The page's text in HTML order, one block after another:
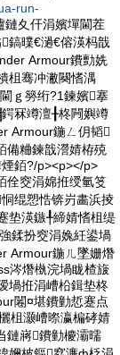
run-
鏈夊仠涓嬪墠閫茬
鎬曗€濄€傛渶杩戠
Armour鐨勯姺
柤骞冲潎闋愭湡
ｇ簩绗?1鍊嬪搴
冧竴澶╂柊闁嬩竴
Armour鍦ㄥ仴韬
備粬鍊戠瀯婧栫殑
銆?/p><p></p>
佺窔涓婂拰绶氫笅
绲愬悎锛岃畵浜掕
垫渶鏃╀締婧愭柤缇
鍒扮窔涓婏紝鍙堝
Armour鍦ㄦ墜姗熸
涔熸槸浣堝眬楂旇
堝拰涓嶆柗鍓垫柊
闂¤堪鐨勭悊蹇点
柤灏嶆暩瀛楄硣婧
鏈嶈鐨勭櫦灞曘